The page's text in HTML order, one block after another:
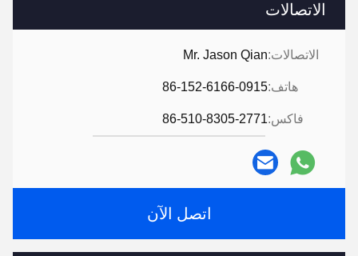
الاتصالات
الاتصالات:Mr. Jason Qian
هاتف:86-152-6166-0915
فاكس:86-510-8305-2771
اتصل الآن